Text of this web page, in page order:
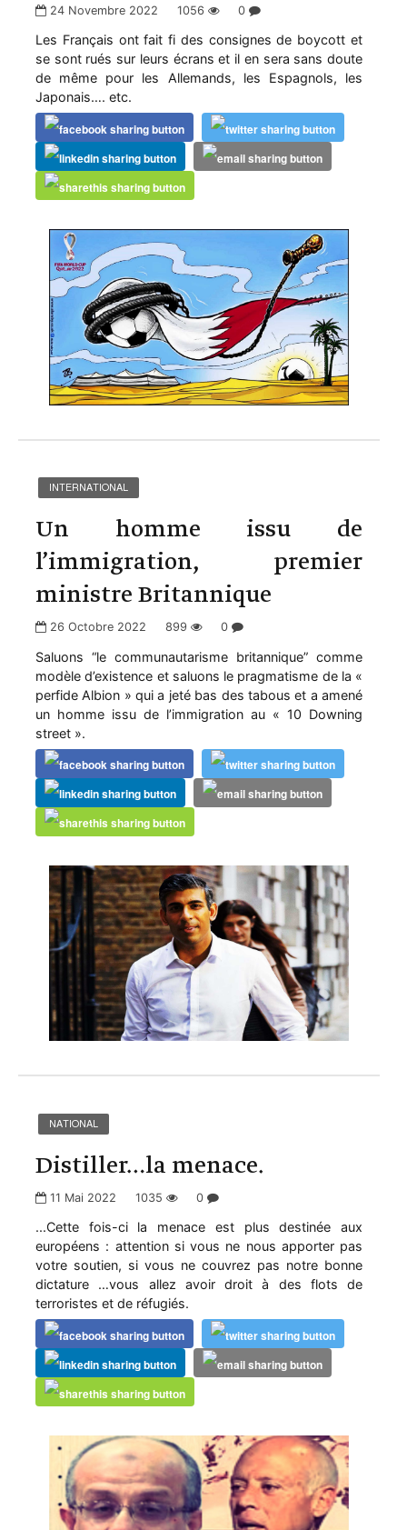
24 Novembre 2022 1056 0
Les Français ont fait fi des consignes de boycott et
se sont rués sur leurs écrans et il en sera sans doute
de même pour les Allemands, les Espagnols, les
Japonais…. etc.
INTERNATIONAL
Un homme issu de
l’immigration, premier
ministre Britannique
26 Octobre 2022 899 0
Saluons “le communautarisme britannique” comme
modèle d’existence et saluons le pragmatisme de la «
perfide Albion » qui a jeté bas des tabous et a amené
un homme issu de l’immigration au « 10 Downing
street ».
NATIONAL
Distiller…la menace.
11 Mai 2022 1035 0
...Cette fois-ci la menace est plus destinée aux
européens : attention si vous ne nous apporter pas
votre soutien, si vous ne couvrez pas notre bonne
dictature …vous allez avoir droit à des flots de
terroristes et de réfugiés.